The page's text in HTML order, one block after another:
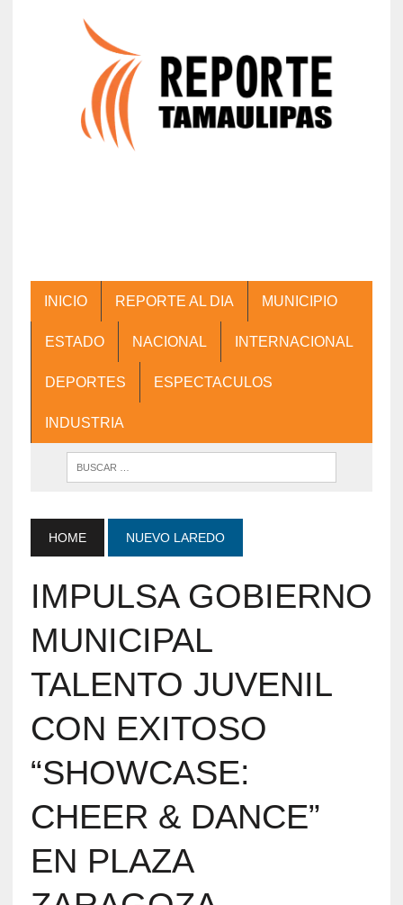
INICIO REPORTE AL DIA MUNICIPIO
ESTADO NACIONAL INTERNACIONAL
DEPORTES ESPECTACULOS
INDUSTRIA
HOME NUEVO LAREDO
IMPULSA GOBIERNO
MUNICIPAL
TALENTO JUVENIL
CON EXITOSO
“SHOWCASE:
CHEER & DANCE”
EN PLAZA